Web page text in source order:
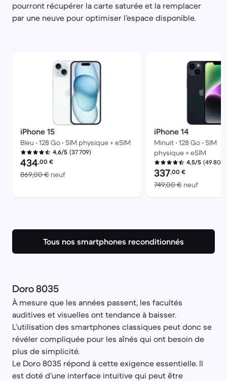
pourront récupérer la carte saturée et la remplacer
par une neuve pour optimiser l’espace disponible.
iPhone 15
Bleu • 128 Go • SIM physique + eSIM
4,6/5 (37 709)
Prix reconditionné :
434,00 €
869,00 € neufcontre 869,00 € neuf
iPhone 14
Minuit • 128 Go • SIM
physique + eSIM
4,5/5 (49 806)
Prix reconditionné :
337,00 €
749,00 € neufcontre
Tous nos smartphones reconditionnés
Doro 8035
À mesure que les années passent, les facultés
auditives et visuelles ont tendance à baisser.
L’utilisation des smartphones classiques peut donc se
révéler compliquée pour les aînés qui ont besoin de
plus de simplicité.
Le Doro 8035 répond à cette exigence essentielle. Il
est doté d’une interface intuitive qui peut être